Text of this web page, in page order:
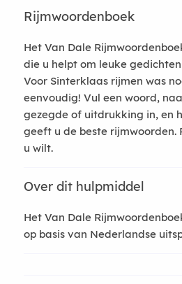
Rijmwoordenboek
Het Van Dale
die u helpt om leuke
Voor Sinterklaas rijmen was
eenvoudig! Vul een woord,
gezegde of uitdrukking in, en
geeft u de beste rijmwoorden.
u wilt.
Over dit hulpmiddel
Het Van Dale
op basis van Nederlandse